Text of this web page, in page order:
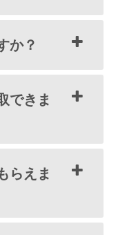
か？
できま
らえま